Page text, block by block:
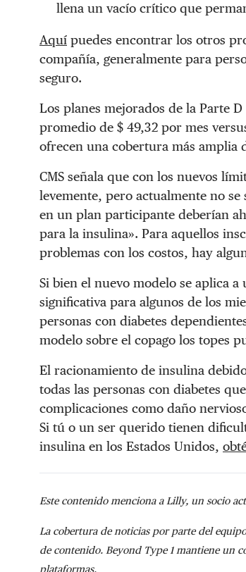
llena un vacío crítico que
Aquí puedes encontrar los otros
compañía, generalmente para
seguro.
Los planes mejorados de la Parte
promedio de $ 49,32 por mes
ofrecen una cobertura más amplia
CMS señala que con los nuevos
levemente, pero actualmente no
en un plan participante deberían
para la insulina». Para aquellos
problemas con los costos, hay
Si bien el nuevo modelo se aplica
significativa para algunos de los
personas con diabetes
modelo sobre el copago los topes
El racionamiento de insulina
todas las personas con diabetes
complicaciones como daño
Si tú o un ser querido tienen
insulina en los Estados Unidos,
Este contenido menciona a Lilly, un socio
La cobertura de noticias por parte del
de contenido. Beyond Type 1 mantiene un
plataformas.